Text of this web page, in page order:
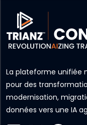
La plateforme unifiée
pour des
modernisation,
données vers une IA